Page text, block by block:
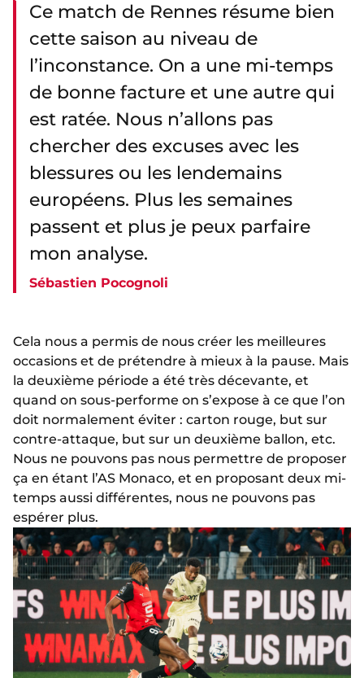
Ce match de Rennes résume bien
cette saison au niveau de
l’inconstance. On a une mi-temps
de bonne facture et une autre qui
est ratée. Nous n’allons pas
chercher des excuses avec les
blessures ou les lendemains
européens. Plus les semaines
passent et plus je peux parfaire
mon analyse.
Sébastien Pocognoli
Cela nous a permis de nous créer les meilleures
occasions et de prétendre à mieux à la pause. Mais
la deuxième période a été très décevante, et
quand on sous-performe on s’expose à ce que l’on
doit normalement éviter : carton rouge, but sur
contre-attaque, but sur un deuxième ballon, etc.
Nous ne pouvons pas nous permettre de proposer
ça en étant l’AS Monaco, et en proposant deux mi-
temps aussi différentes, nous ne pouvons pas
espérer plus.